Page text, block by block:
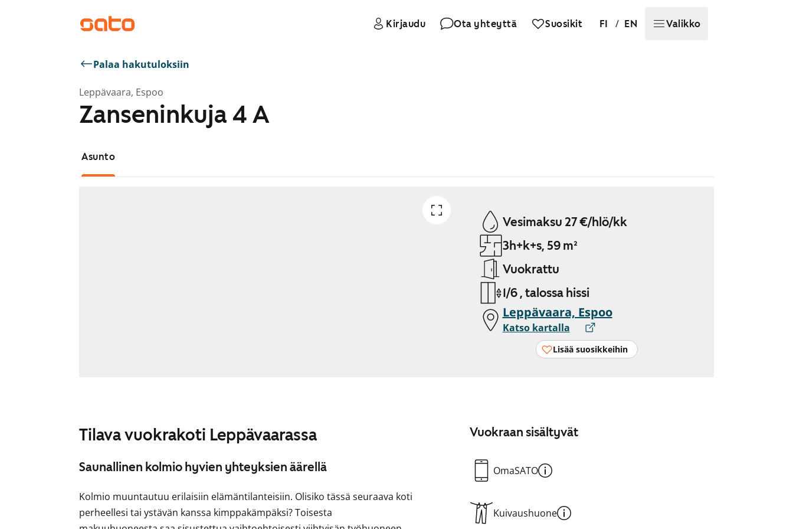
Kirjaudu Ota yhteyttä Suosikit FI / EN Valikko
Palaa hakutuloksiin
Leppävaara, Espoo
Zanseninkuja 4 A
Asunto
Vesimaksu 27 €/hlö/kk
3h+k+s, 59 m²
Vuokrattu
1/6 , talossa hissi
Leppävaara, Espoo
Katso kartalla
Lisää suosikkeihin
Tilava vuokrakoti Leppävaarassa
Saunallinen kolmio hyvien yhteyksien äärellä
Kolmio muuntautuu erilaisiin elämäntilanteisiin. Olisiko tässä seuraava koti
perheellesi tai ystävän kanssa kimppakämpäksi? Toisesta
Vuokraan sisältyvät
OmaSATO
Kuivaushuone